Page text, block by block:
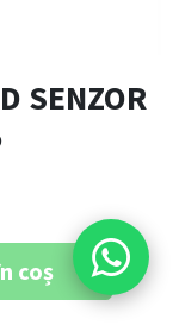
SENZOR
coș